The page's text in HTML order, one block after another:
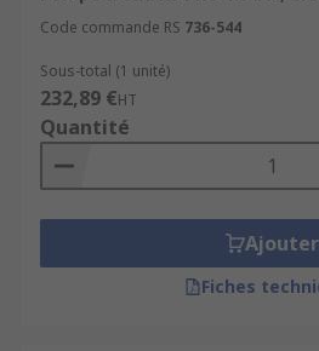
Code commande RS 736-544
Sous-total (1 unité)
232,89 €HT
Quantité
Ajouter
Fiches